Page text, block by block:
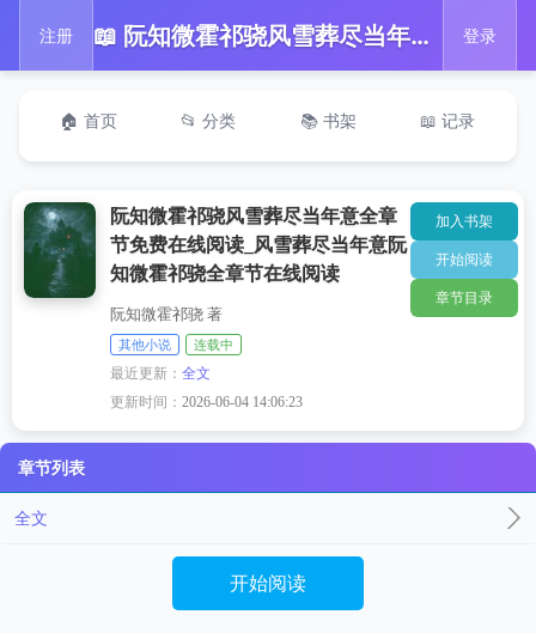
注册 📖 阮知微霍祁骁风雪葬尽当年意全章节免费在线阅读_风雪葬尽当年意阮知微霍祁骁全章节在线阅读 登录
🏠 首页 📂 分类 📚 书架 📖 记录
阮知微霍祁骁风雪葬尽当年意全章
节免费在线阅读_风雪葬尽当年意阮
知微霍祁骁全章节在线阅读
阮知微霍祁骁 著
其他小说 连载中
最近更新：全文
更新时间：2026-06-04 14:06:23
加入书架
开始阅读
章节目录
章节列表
全文
开始阅读